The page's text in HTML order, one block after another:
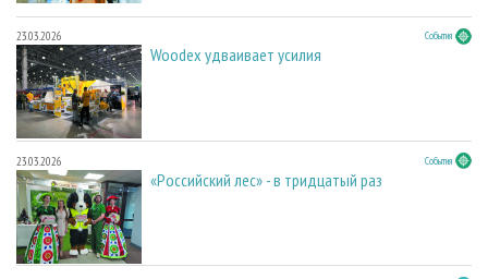
23.03.2026 События
Woodex удваивает усилия
23.03.2026 События
«Российский лес» - в тридцатый раз